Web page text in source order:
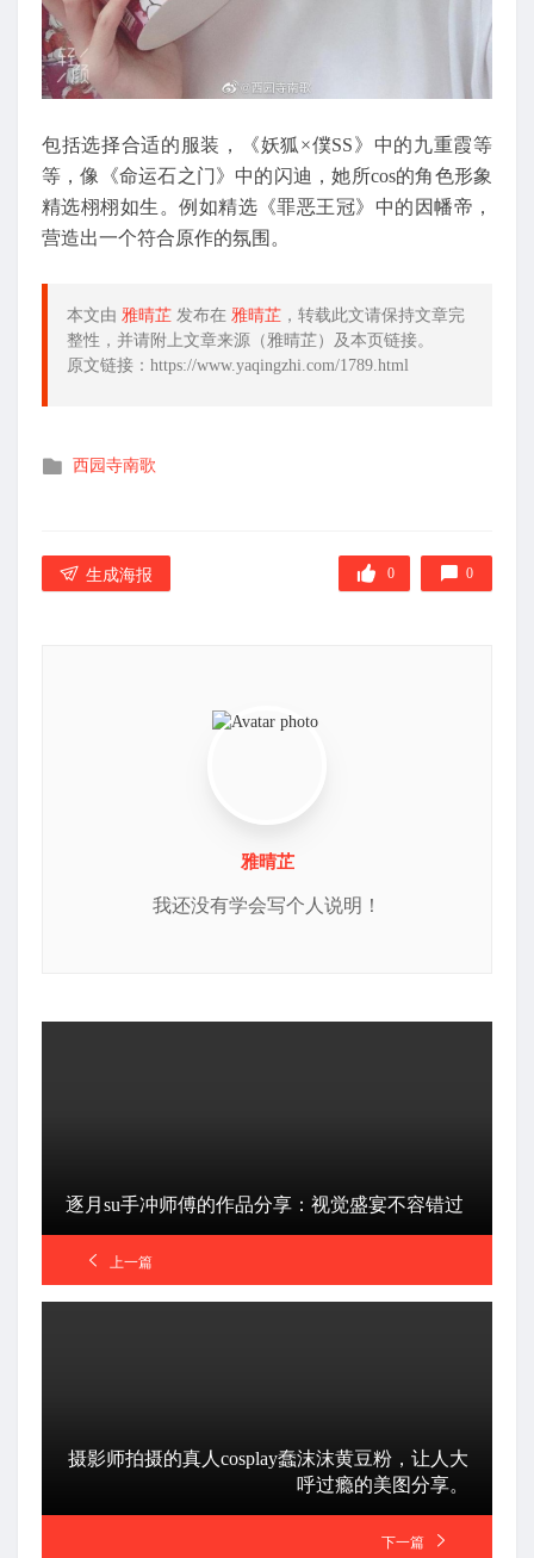
包括选择合适的服装，《妖狐×僕SS》中的九重霞等
等，像《命运石之门》中的闪迪，她所cos的角色形象
精选栩栩如生。例如精选《罪恶王冠》中的因幡帝，
营造出一个符合原作的氛围。
本文由 雅晴芷 发布在 雅晴芷 ，转载此文请保持文章完
整性，并请附上文章来源（雅晴芷）及本页链接。
原文链接：https://www.yaqingzhi.com/1789.html
发
西园寺南歌
生成海报 0 0
雅晴芷
我还没有学会写个人说明！
逐月su手冲师傅的作品分享：视觉盛宴不容错过
上一篇
摄影师拍摄的真人cosplay蠢沫沫黄豆粉，让人大
呼过瘾的美图分享。
下一篇